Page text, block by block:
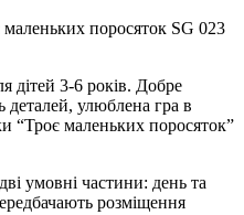
маленьких поросяток SG 023
дітей 3-6 років. Добре
деталей, улюблена гра в
“Троє маленьких поросяток”
умовні частини: день та
розміщення